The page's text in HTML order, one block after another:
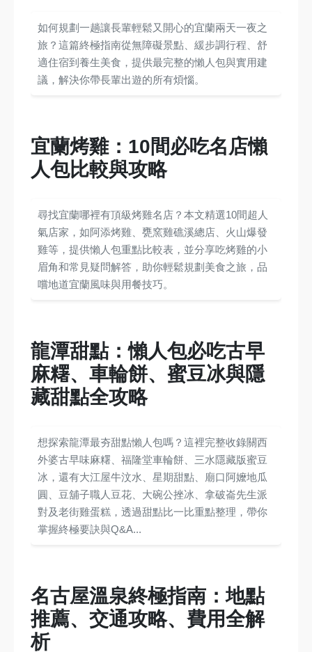
如何規劃一趟讓長輩輕鬆又開心的宜蘭兩天一夜之
旅？這篇終極指南從無障礙景點、緩步調行程、舒
適住宿到養生美食，提供最完整的懶人包與實用建
議，解決你帶長輩出遊的所有煩惱。
宜蘭烤雞：10間必吃名店懶
人包比較與攻略
尋找宜蘭哪裡有頂級烤雞名店？本文精選10間超人
氣店家，如阿添烤雞、甕窯雞礁溪總店、火山爆發
雞等，提供懶人包重點比較表，並分享吃烤雞的小
眉角和常見疑問解答，助你輕鬆規劃美食之旅，品
嚐地道宜蘭風味與用餐技巧。
龍潭甜點：懶人包必吃古早
麻糬、車輪餅、蜜豆冰與隱
藏甜點全攻略
想探索龍潭最夯甜點懶人包嗎？這裡完整收錄關西
外婆古早味麻糬、福隆堂車輪餅、三水隱藏版蜜豆
冰，還有大江屋牛汶水、星期甜點、廟口阿嬤地瓜
圓、豆舖子職人豆花、大碗公挫冰、拿破崙先生派
對及老街雞蛋糕，透過甜點比一比重點整理，帶你
掌握終極要訣與Q&A...
名古屋溫泉終極指南：地點
推薦、交通攻略、費用全解
析